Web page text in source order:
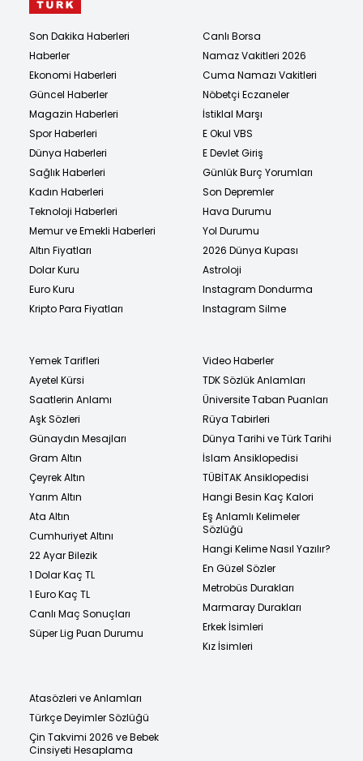
Son Dakika Haberleri
Haberler
Ekonomi Haberleri
Güncel Haberler
Magazin Haberleri
Spor Haberleri
Dünya Haberleri
Sağlık Haberleri
Kadın Haberleri
Teknoloji Haberleri
Memur ve Emekli Haberleri
Altın Fiyatları
Dolar Kuru
Euro Kuru
Kripto Para Fiyatları
Canlı Borsa
Namaz Vakitleri 2026
Cuma Namazı Vakitleri
Nöbetçi Eczaneler
İstiklal Marşı
E Okul VBS
E Devlet Giriş
Günlük Burç Yorumları
Son Depremler
Hava Durumu
Yol Durumu
2026 Dünya Kupası
Astroloji
Instagram Dondurma
Instagram Silme
Yemek Tarifleri
Ayetel Kürsi
Saatlerin Anlamı
Aşk Sözleri
Günaydın Mesajları
Gram Altın
Çeyrek Altın
Yarım Altın
Ata Altın
Cumhuriyet Altını
22 Ayar Bilezik
1 Dolar Kaç TL
1 Euro Kaç TL
Canlı Maç Sonuçları
Süper Lig Puan Durumu
Video Haberler
TDK Sözlük Anlamları
Üniversite Taban Puanları
Rüya Tabirleri
Dünya Tarihi ve Türk Tarihi
İslam Ansiklopedisi
TÜBİTAK Ansiklopedisi
Hangi Besin Kaç Kalori
Eş Anlamlı Kelimeler
Sözlüğü
Hangi Kelime Nasıl Yazılır?
En Güzel Sözler
Metrobüs Durakları
Marmaray Durakları
Erkek İsimleri
Kız İsimleri
Atasözleri ve Anlamları
Türkçe Deyimler Sözlüğü
Çin Takvimi 2026 ve Bebek
Cinsiyeti Hesaplama